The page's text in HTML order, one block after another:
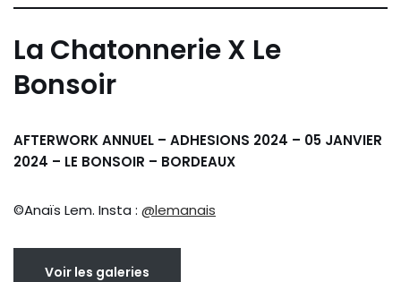
La Chatonnerie X Le
Bonsoir
AFTERWORK ANNUEL – ADHESIONS 2024 – 05 JANVIER
2024 – LE BONSOIR – BORDEAUX
©Anaïs Lem. Insta : @lemanais
Voir les galeries